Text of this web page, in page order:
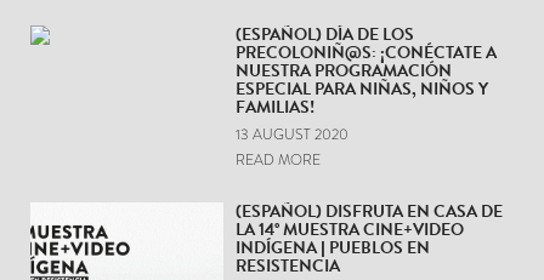
(ESPAÑOL) DÍA DE LOS
PRECOLONIÑ@S: ¡CONÉCTATE A
NUESTRA PROGRAMACIÓN
ESPECIAL PARA NIÑAS, NIÑOS Y
FAMILIAS!
13 AUGUST 2020
READ MORE
(ESPAÑOL) DISFRUTA EN CASA DE
LA 14° MUESTRA CINE+VIDEO
INDÍGENA | PUEBLOS EN
RESISTENCIA